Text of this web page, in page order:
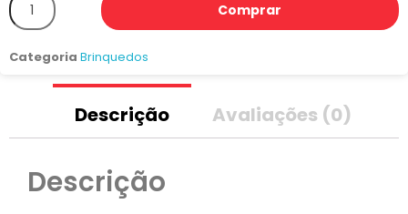
Comprar
Categoria Brinquedos
Descrição Avaliações (0)
Descrição